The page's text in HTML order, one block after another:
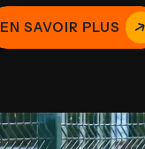
EN SAVOIR PLUS